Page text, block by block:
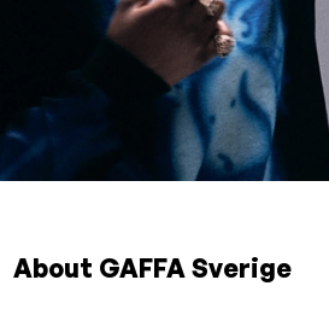
About GAFFA Sverige